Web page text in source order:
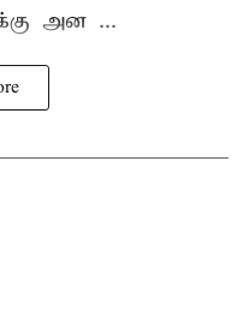
அன ...